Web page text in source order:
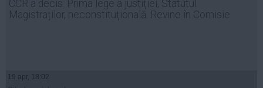
CCR a decis: Prima lege a justiției, Statutul
Magistraților, neconstituțională. Revine în Comisie
19 apr, 18:02